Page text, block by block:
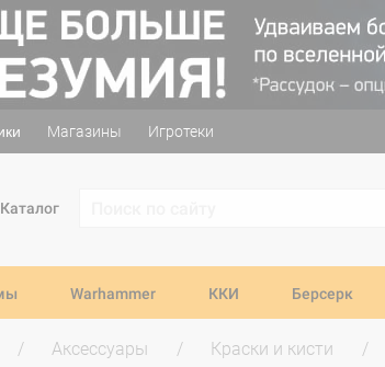
Магазины Игротеки
Каталог
Warhammer ККИ Берсерк
Аксессуары Краски и кисти